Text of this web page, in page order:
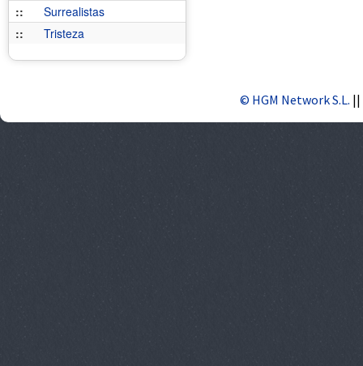
::
Surrealistas
::
Tristeza
© HGM Network S.L. ||